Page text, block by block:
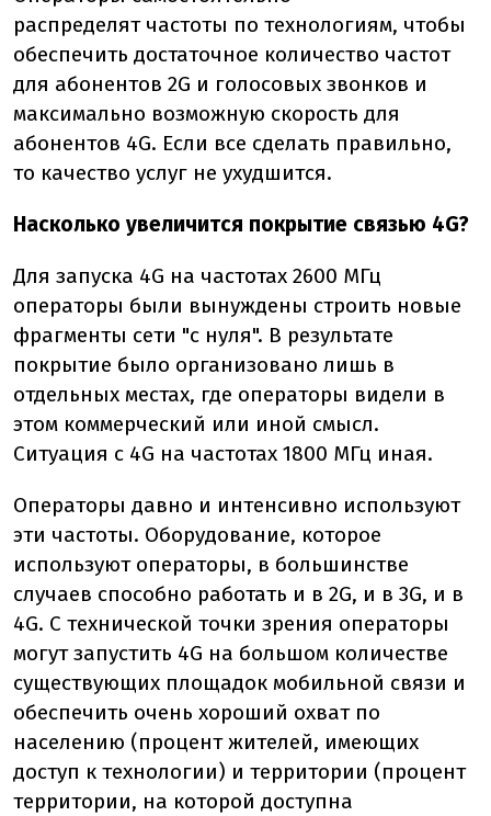
распределятчастоты по технологиям, чтобы
обеспечить достаточное количество частот
для абонентов 2G и голосовых звонков и
максимально возможную скорость для
абонентов 4G. Если все сделать правильно,
то качество услуг не ухудшится.
Насколько увеличится покрытие связью 4G?
Для запуска 4G на частотах 2600 МГц
операторы были вынуждены строить новые
фрагменты сети "с нуля". В результате
покрытие было организовано лишь в
отдельных местах, где операторы видели в
этом коммерческий или иной смысл.
Ситуация с 4G на частотах 1800 МГц иная.
Операторы давно и интенсивно используют
эти частоты. Оборудование, которое
используют операторы, в большинстве
случаев способно работать и в 2G, и в 3G, и в
4G. С технической точки зрения операторы
могут запустить 4G на большом количестве
существующих площадок мобильной связи и
обеспечить очень хороший охват по
населению (процент жителей, имеющих
доступ к технологии) и территории (процент
территории, на которой доступна